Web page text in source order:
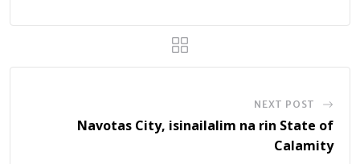
NEXT POST
Navotas City, isinailalim na rin State of
Calamity